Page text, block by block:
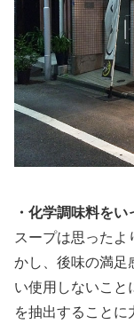
・化学調味料を
スープは思ったよ
かし、後味の満足
い使用しないこと
を抽出することに